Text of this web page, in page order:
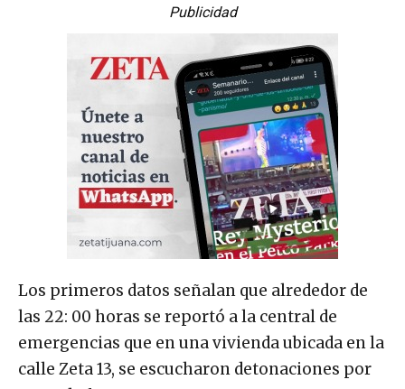
Publicidad
Los primeros datos señalan que alrededor de
las 22: 00 horas se reportó a la central de
emergencias que en una vivienda ubicada en la
calle Zeta 13, se escucharon detonaciones por